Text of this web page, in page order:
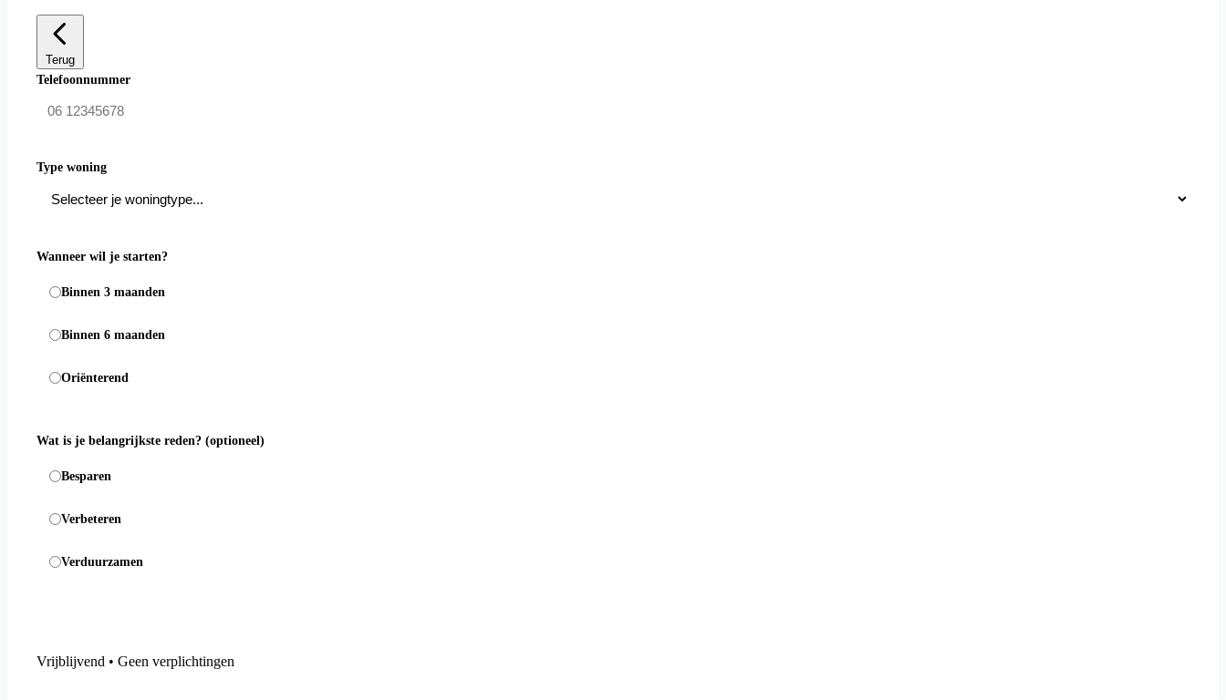
Terug
Telefoonnummer
Type woning
Wanneer wil je starten?
Binnen 3 maanden
Binnen 6 maanden
Oriënterend
Wat is je belangrijkste reden? (optioneel)
Besparen
Verbeteren
Verduurzamen
Vrijblijvend • Geen verplichtingen